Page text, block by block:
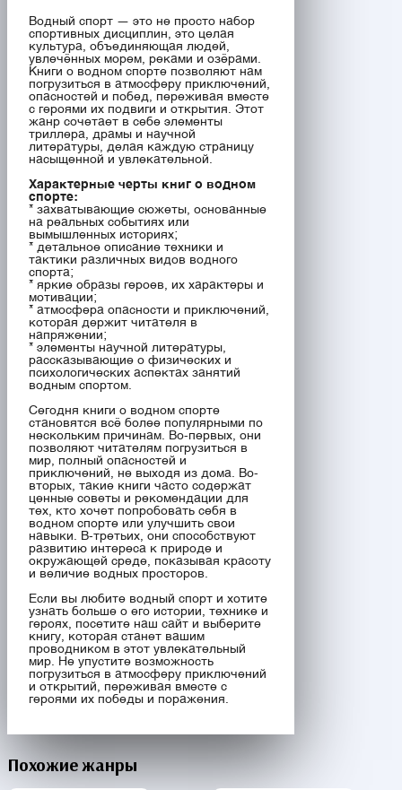
Водный спорт — это не просто набор
спортивных дисциплин, это целая
культура, объединяющая людей,
увлечённых морем, реками и озёрами.
Книги о водном спорте позволяют нам
погрузиться в атмосферу приключений,
опасностей и побед, переживая вместе
с героями их подвиги и открытия. Этот
жанр сочетает в себе элементы
триллера, драмы и научной
литературы, делая каждую страницу
насыщенной и увлекательной.
Характерные черты книг о водном
спорте:
* захватывающие сюжеты, основанные
на реальных событиях или
вымышленных историях;
* детальное описание техники и
тактики различных видов водного
спорта;
* яркие образы героев, их характеры и
мотивации;
* атмосфера опасности и приключений,
которая держит читателя в
напряжении;
* элементы научной литературы,
рассказывающие о физических и
психологических аспектах занятий
водным спортом.
Сегодня книги о водном спорте
становятся всё более популярными по
нескольким причинам. Во-первых, они
позволяют читателям погрузиться в
мир, полный опасностей и
приключений, не выходя из дома. Во-
вторых, такие книги часто содержат
ценные советы и рекомендации для
тех, кто хочет попробовать себя в
водном спорте или улучшить свои
навыки. В-третьих, они способствуют
развитию интереса к природе и
окружающей среде, показывая красоту
и величие водных просторов.
Если вы любите водный спорт и хотите
узнать больше о его истории, технике и
героях, посетите наш сайт и выберите
книгу, которая станет вашим
проводником в этот увлекательный
мир. Не упустите возможность
погрузиться в атмосферу приключений
и открытий, переживая вместе с
героями их победы и поражения.
Похожие жанры